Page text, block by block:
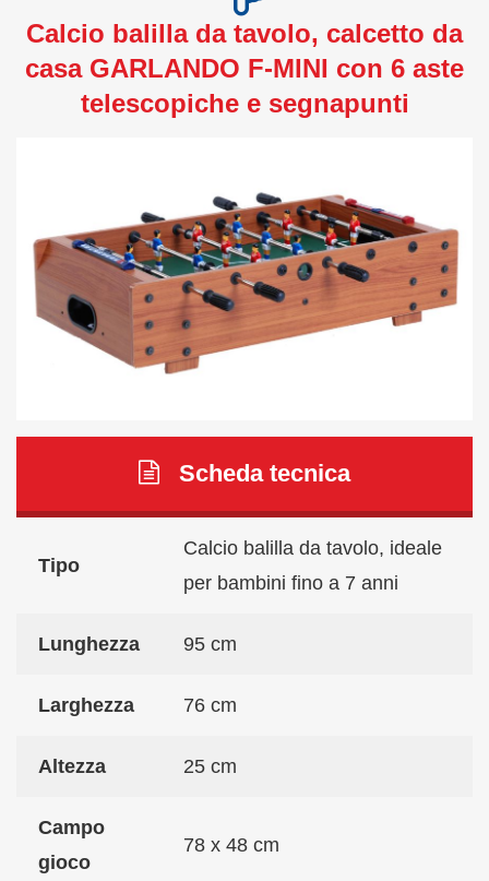
Calcio balilla da tavolo, calcetto da
casa GARLANDO F-MINI con 6 aste
telescopiche e segnapunti
Scheda tecnica
Tipo
Calcio balilla da tavolo, ideale
per bambini fino a 7 anni
Lunghezza 95 cm
Larghezza 76 cm
Altezza 25 cm
Campo
gioco
78 x 48 cm